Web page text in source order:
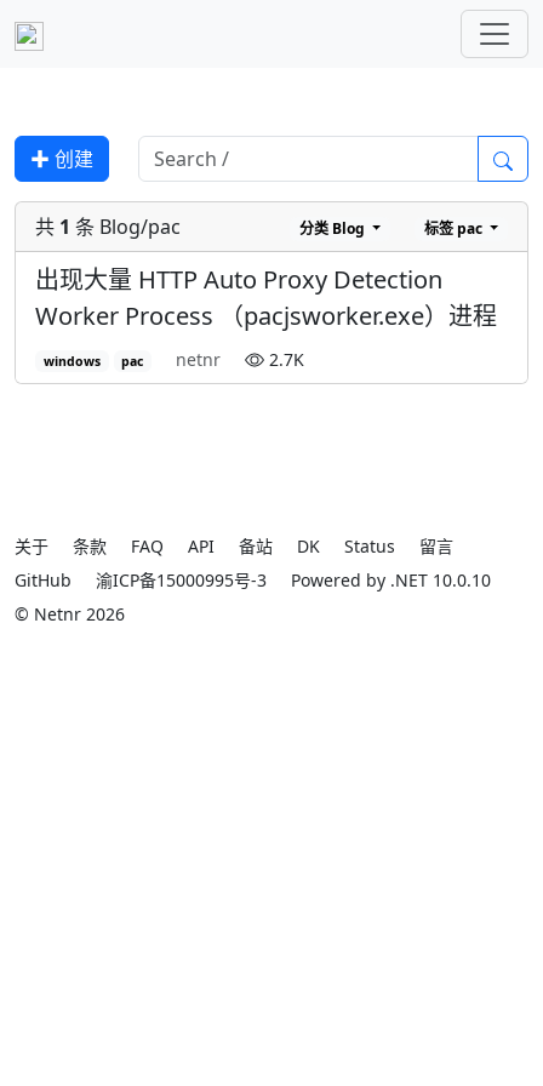
✚ 创建
共 1 条 Blog/pac 分类 Blog 标签 pac
出现大量 HTTP Auto Proxy Detection
Worker Process （pacjsworker.exe）进程
windows pac netnr 2.7K
关于 条款 FAQ API 备站 DK Status
留言
GitHub
渝ICP备15000995号-3
Powered by .NET 10.0.10
© Netnr 2026